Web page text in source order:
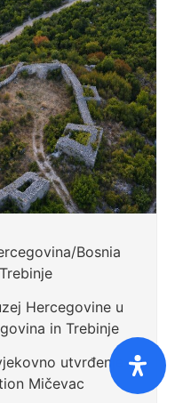
Bosnia
Hercegovine u
in Trebinje
utvrđenje
Mičevac